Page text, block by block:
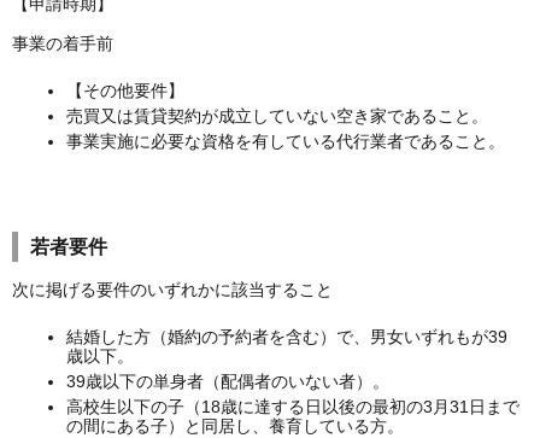
【申請時期】
事業の着手前
【その他要件】
売買又は賃貸契約が成立していない空き家であること。
事業実施に必要な資格を有している代行業者であること。
若者要件
次に掲げる要件のいずれかに該当すること
結婚した方（婚約の予約者を含む）で、男女いずれもが39
歳以下。
39歳以下の単身者（配偶者のいない者）。
高校生以下の子（18歳に達する日以後の最初の3月31日まで
の間にある子）と同居し、養育している方。